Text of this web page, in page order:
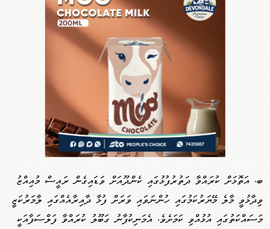
ބ. އަތޮޅަށް ކުރައްވާ ދަތުރުފުޅުގައި ކެންދޫއަށް ވަޑައިގެން ރައީސް މުއިއްޒު
ވިދާޅުވީ މާލެ މޭޔަރުކަމުގައި ހުންނަވައި ވަރަށް ފުޅާ ދާއިރާއެއްގައި ލާމަރުކަޒީ
މަސައްކަތުގައި އުޅުއްވި ކަމަށެވެ. އެމަނިކުފާނު ގަބޫލު ކުރައްވާ ފަލްސަފާއަކީ